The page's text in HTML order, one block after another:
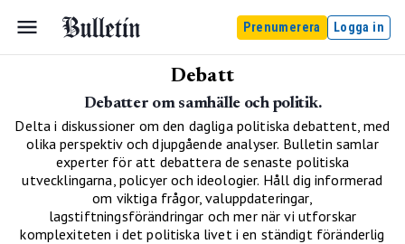
Prenumerera Logga in
Debatt
Debatter om samhälle och politik.
Delta i diskussioner om den dagliga politiska debattent, med
olika perspektiv och djupgående analyser. Bulletin samlar
experter för att debattera de senaste politiska
utvecklingarna, policyer och ideologier. Håll dig informerad
om viktiga frågor, valuppdateringar,
lagstiftningsförändringar och mer när vi utforskar
komplexiteten i det politiska livet i en ständigt föränderlig